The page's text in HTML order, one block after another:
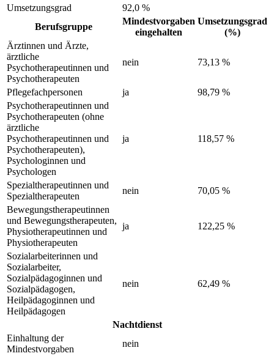
Umsetzungsgrad
92,0 %
Berufsgruppe
Mindestvorgaben
eingehalten
Umsetzungsgrad
(%)
Ärztinnen und Ärzte,
ärztliche
Psychotherapeutinnen und
Psychotherapeuten
nein 73,13 %
Pflegefachpersonen ja
98,79 %
Psychotherapeutinnen und
Psychotherapeuten (ohne
ärztliche
Psychotherapeutinnen und
Psychotherapeuten),
Psychologinnen und
Psychologen
ja 118,57 %
Spezialtherapeutinnen und
Spezialtherapeuten
nein
70,05 %
Bewegungstherapeutinnen
und Bewegungstherapeuten,
Physiotherapeutinnen und
Physiotherapeuten
ja 122,25 %
Sozialarbeiterinnen und
Sozialarbeiter,
Sozialpädagoginnen und
Sozialpädagogen,
Heilpädagoginnen und
Heilpädagogen
nein 62,49 %
Nachtdienst
Einhaltung der
Mindestvorgaben
nein